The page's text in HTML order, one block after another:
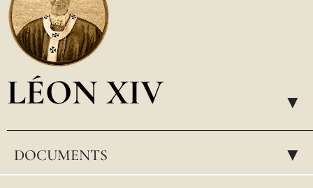
العربيّة
LÉON XIV ▸
DOCUMENTS ▸